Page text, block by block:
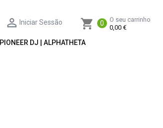
shopping_cart 0
O seu carrinho
0,00 €
 Iniciar Sessão
PIONEER DJ | ALPHATHETA